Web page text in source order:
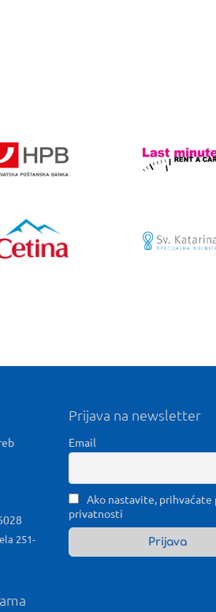
251-
Prijava na newsletter
Email
Ako nastavite, prihvaćate
privatnosti